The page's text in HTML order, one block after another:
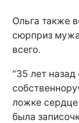
Ольга также
сюрприз
всего.
"35 лет
ложке
была